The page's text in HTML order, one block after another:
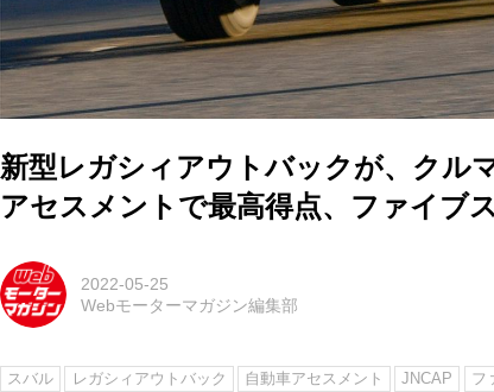
新型レガシィアウトバックが、クル
アセスメントで最高得点、ファイブ
2022-05-25
Webモーターマガジン編集部
スバル レガシィアウトバック 自動車アセスメント JNCAP フ